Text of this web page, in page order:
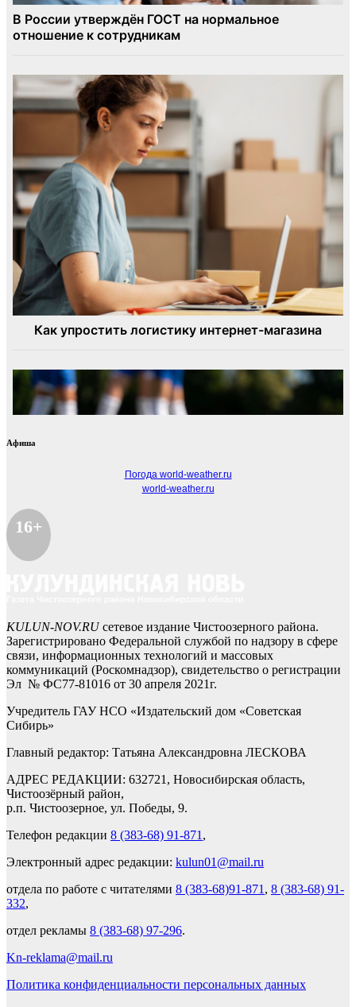
Афиша
Погода world-weather.ru
world-weather.ru
16+
KULUN-NOV.RUсетевое издание Чистоозерного района.
Зарегистрировано Федеральной службой по надзору в сфере
связи, информационных технологий и массовых
коммуникаций (Роскомнадзор), свидетельство о регистрации
Эл № ФС77-81016 от 30 апреля 2021г.
Учредитель ГАУ НСО «Издательский дом «Советская
Сибирь»
Главный редактор: Татьяна Александровна ЛЕСКОВА
АДРЕС РЕДАКЦИИ: 632721, Новосибирская область,
Чистоозёрный район,
р.п. Чистоозерное, ул. Победы, 9.
Телефон редакции 8 (383-68) 91-871 ,
Электронный адрес редакции: kulun01@mail.ru
отдела по работе с читателями 8 (383-68)91-871 , 8 (383-68) 91-
332,
отдел рекламы 8 (383-68) 97-296.
Kn-reklama@mail.ru
Политика конфиденциальности персональных данных